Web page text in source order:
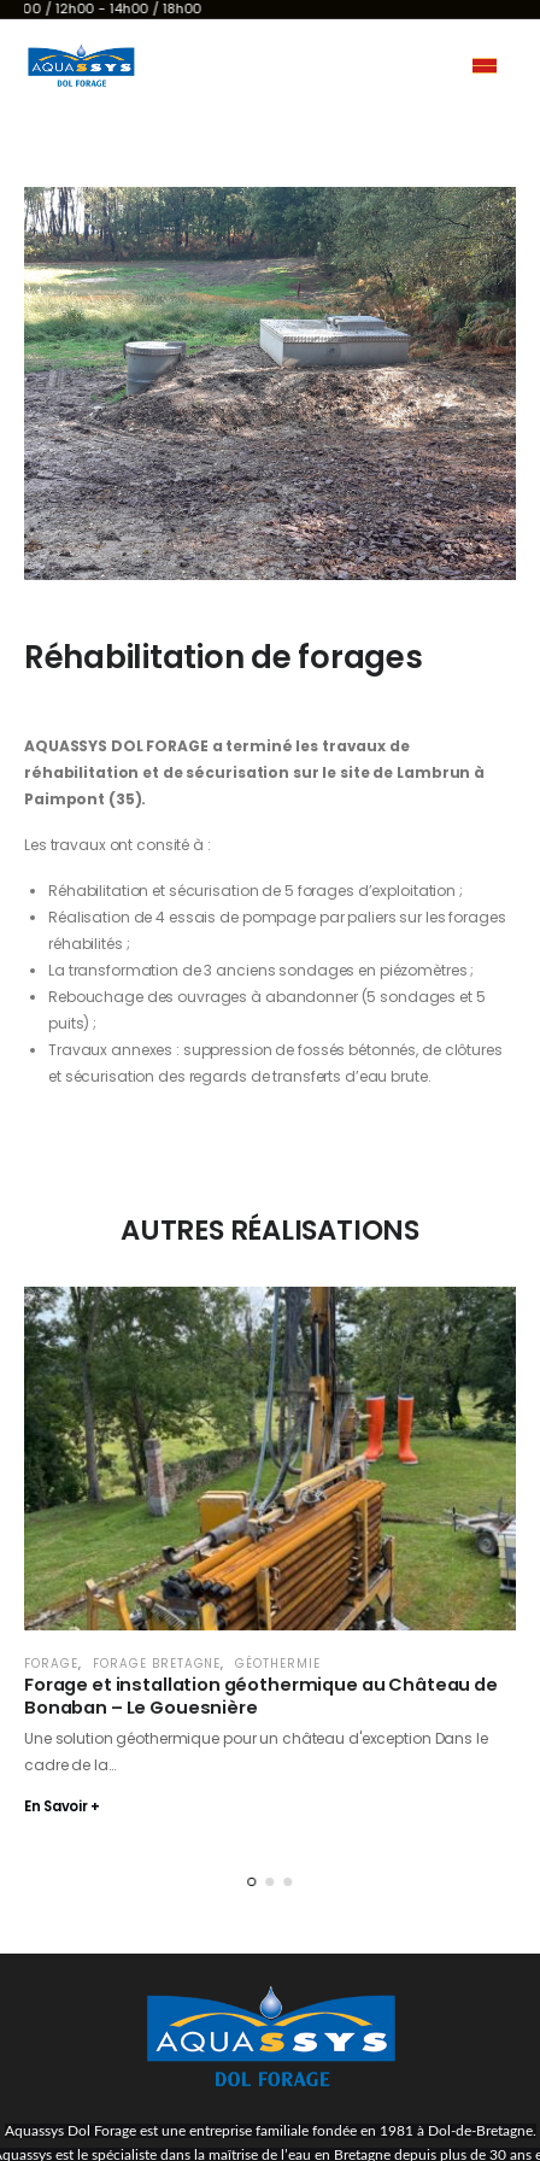
/ 12h00 - 14h00 / 18h00
Réhabilitation de forages
AQUASSYS DOL FORAGE a terminé les travaux de
réhabilitation et de sécurisation sur le site de Lambrun à
Paimpont (35).
Les travaux ont consité à :
Réhabilitation et sécurisation de 5 forages d’exploitation ;
Réalisation de 4 essais de pompage par paliers sur les forages
réhabilités ;
La transformation de 3 anciens sondages en piézomètres ;
Rebouchage des ouvrages à abandonner (5 sondages et 5
puits) ;
Travaux annexes : suppression de fossés bétonnés, de clôtures
et sécurisation des regards de transferts d’eau brute.
AUTRES RÉALISATIONS
FORAGE, FORAGE BRETAGNE, GÉOTHERMIE
Forage et installation géothermique au Château de
Bonaban – Le Gouesnière
Une solution géothermique pour un château d'exception Dans le
cadre de la…
En Savoir +
Aquassys Dol Forage est une entreprise familiale fondée en 1981 à Dol-de-Bretagne.
est le spécialiste dans la maîtrise de l’eau en Bretagne depuis plus de 30 ans